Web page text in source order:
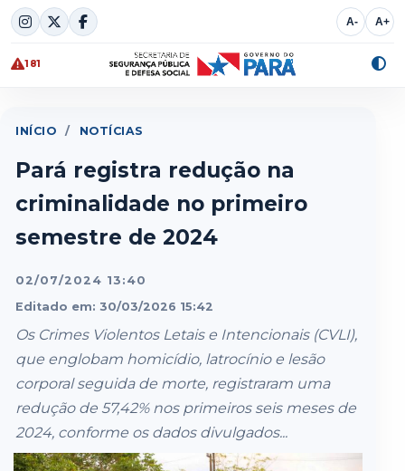
Skip
to
content
A- A+
181
INÍCIO / NOTÍCIAS
Pará registra redução na
criminalidade no primeiro
semestre de 2024
02/07/2024 13:40
Editado em: 30/03/2026 15:42
Os Crimes Violentos Letais e Intencionais (CVLI),
que englobam homicídio, latrocínio e lesão
corporal seguida de morte, registraram uma
redução de 57,42% nos primeiros seis meses de
2024, conforme os dados divulgados...